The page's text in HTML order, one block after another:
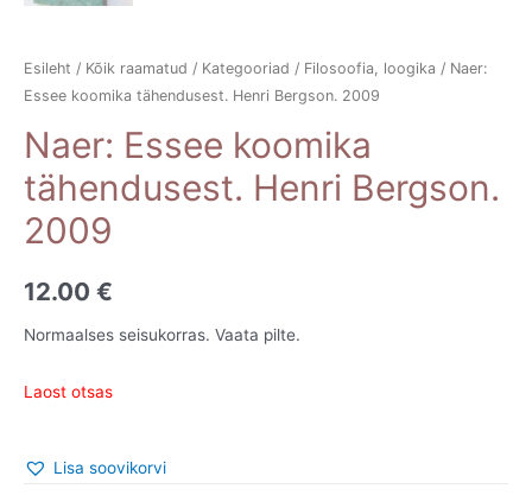
Esileht / Kõik raamatud / Kategooriad / Filosoofia, loogika / Naer:
Essee koomika tähendusest. Henri Bergson. 2009
Naer: Essee koomika
tähendusest. Henri Bergson.
2009
12.00 €
Normaalses seisukorras. Vaata pilte.
Laost otsas
Lisa soovikorvi